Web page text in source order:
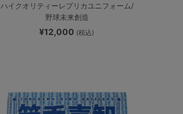
ハイクオリティーレプリカユニフォーム/
野球未来創造
¥12,000 (税込)